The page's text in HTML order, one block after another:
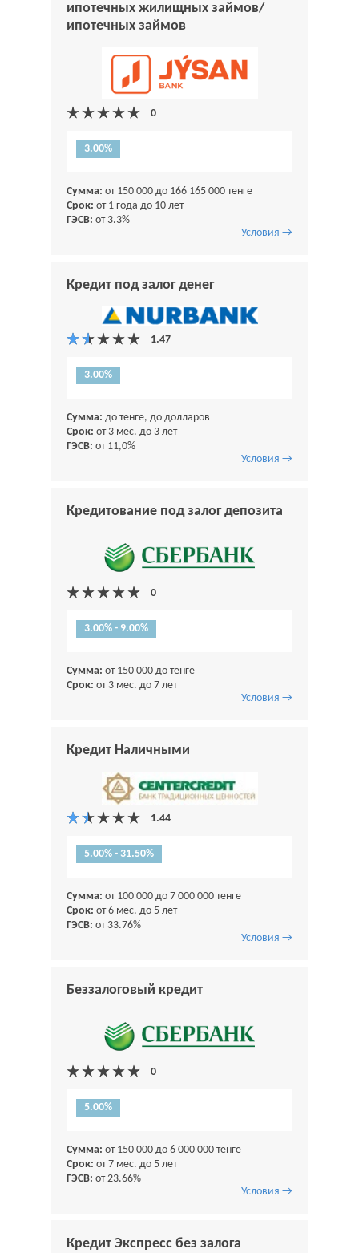
ипотечных жилищных займов/
ипотечных займов
3.00%
Сумма: от 150 000 до 166 165 000 тенге
Срок: от 1 года до 10 лет
ГЭСВ: от 3.3%
Условия →
Кредит под залог денег
3.00%
Сумма: до тенге, до долларов
Срок: от 3 мес. до 3 лет
ГЭСВ: от 11,0%
Условия →
Кредитование под залог депозита
3.00% - 9.00%
Сумма: от 150 000 до тенге
Срок: от 3 мес. до 7 лет
Условия →
Кредит Наличными
5.00% - 31.50%
Сумма: от 100 000 до 7 000 000 тенге
Срок: от 6 мес. до 5 лет
ГЭСВ: от 33.76%
Условия →
Беззалоговый кредит
5.00%
Сумма: от 150 000 до 6 000 000 тенге
Срок: от 7 мес. до 5 лет
ГЭСВ: от 23.66%
Условия →
Кредит Экспресс без залога